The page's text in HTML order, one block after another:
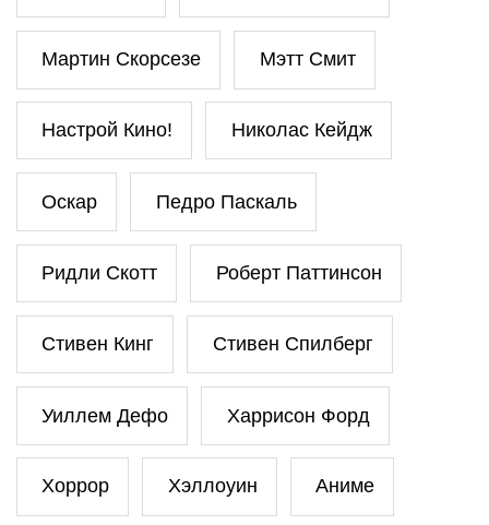
Мартин Скорсезе Мэтт Смит
Настрой Кино! Николас Кейдж
Оскар Педро Паскаль
Ридли Скотт Роберт Паттинсон
Стивен Кинг Стивен Спилберг
Уиллем Дефо Харрисон Форд
Хоррор Хэллоуин Аниме